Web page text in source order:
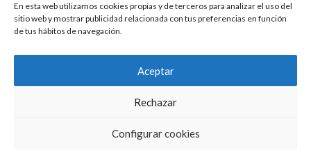
En esta web utilizamos cookies propias y de terceros para analizar el uso del
sitio web y mostrar publicidad relacionada con tus preferencias en función
de tus hábitos de navegación.
Aceptar
Rechazar
Configurar cookies